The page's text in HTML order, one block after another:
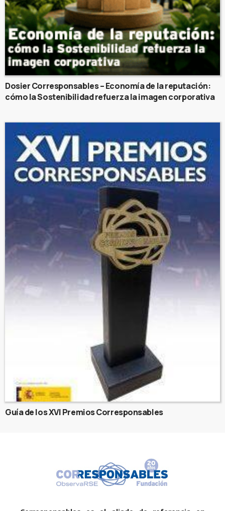
Dosier Corresponsables – Economía de la reputación:
cómo la Sostenibilidad refuerza la imagen corporativa
Guía de los XVI Premios Corresponsables